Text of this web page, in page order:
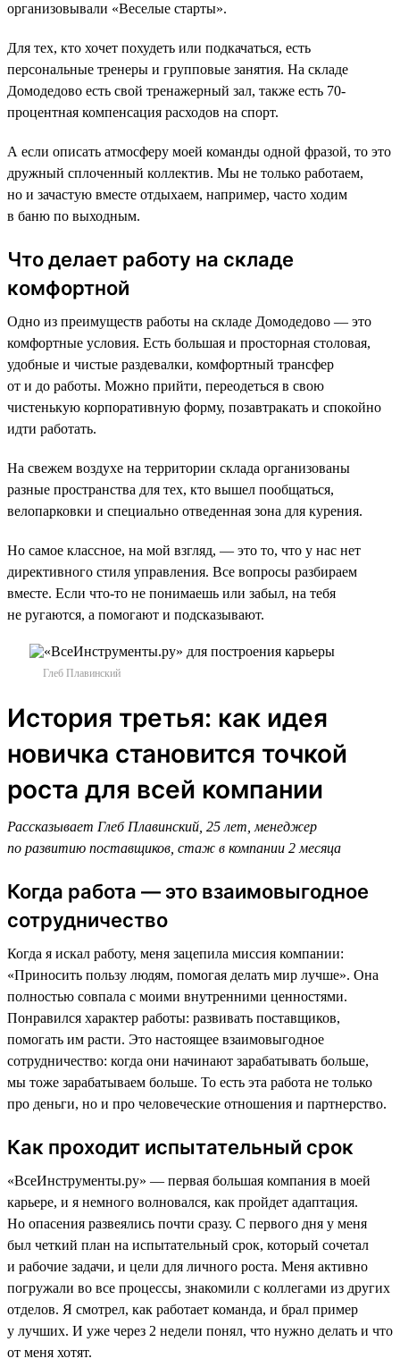
организовывали «Веселые старты».
Для тех, кто хочет похудеть или подкачаться, есть
персональные тренеры и групповые занятия. На складе
Домодедово есть свой тренажерный зал, также есть 70-
процентная компенсация расходов на спорт.
А если описать атмосферу моей команды одной фразой, то это
дружный сплоченный коллектив. Мы не только работаем,
но и зачастую вместе отдыхаем, например, часто ходим
в баню по выходным.
Что делает работу на складе
комфортной
Одно из преимуществ работы на складе Домодедово — это
комфортные условия. Есть большая и просторная столовая,
удобные и чистые раздевалки, комфортный трансфер
от и до работы. Можно прийти, переодеться в свою
чистенькую корпоративную форму, позавтракать и спокойно
идти работать.
На свежем воздухе на территории склада организованы
разные пространства для тех, кто вышел пообщаться,
велопарковки и специально отведенная зона для курения.
Но самое классное, на мой взгляд, — это то, что у нас нет
директивного стиля управления. Все вопросы разбираем
вместе. Если что-то не понимаешь или забыл, на тебя
не ругаются, а помогают и подсказывают.
Глеб Плавинский
История третья: как идея
новичка становится точкой
роста для всей компании
Рассказывает Глеб Плавинский, 25 лет, менеджер
по развитию поставщиков, стаж в компании 2 месяца
Когда работа — это взаимовыгодное
сотрудничество
Когда я искал работу, меня зацепила миссия компании:
«Приносить пользу людям, помогая делать мир лучше». Она
полностью совпала с моими внутренними ценностями.
Понравился характер работы: развивать поставщиков,
помогать им расти. Это настоящее взаимовыгодное
сотрудничество: когда они начинают зарабатывать больше,
мы тоже зарабатываем больше. То есть эта работа не только
про деньги, но и про человеческие отношения и партнерство.
Как проходит испытательный срок
«ВсеИнструменты.ру» — первая большая компания в моей
карьере, и я немного волновался, как пройдет адаптация.
Но опасения развеялись почти сразу. С первого дня у меня
был четкий план на испытательный срок, который сочетал
и рабочие задачи, и цели для личного роста. Меня активно
погружали во все процессы, знакомили с коллегами из других
отделов. Я смотрел, как работает команда, и брал пример
у лучших. И уже через 2 недели понял, что нужно делать и что
от меня хотят.